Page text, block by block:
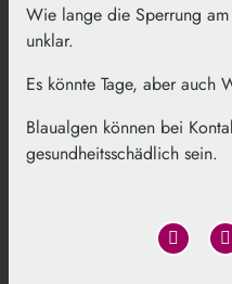
Wie lange die Sperrung
unklar.
Es könnte Tage, aber auch
Blaualgen können bei
gesundheitsschädlich sein.